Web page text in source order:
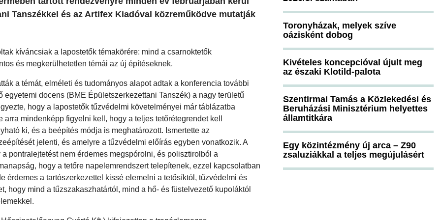
Tanszékkel és az Artifex Kiadóval közreműködve mutatják
kíváncsiak a lapostetők témakörére: mind a csarnoktetők
és megkerülhetetlen témái az új építéseknek.
a témát, elméleti és tudományos alapot adtak a konferencia további
egyetemi docens (BME Épületszerkezettani Tanszék) a nagy területű
hogy a lapostetők tűzvédelmi követelményei már táblázatba
mindenképp figyelni kell, hogy a teljes tetőrétegrendet kell
ki, és a beépítés módja is meghatározott. Ismertette az
jelenti, és amelyre a tűzvédelmi előírás egyben vonatkozik. A
pontralejtetést nem érdemes megspórolni, és polisztirolból a
hogy a tetőre napelemrendszert telepítenek, ezzel kapcsolatban
érdemes a tartószerkezettel kissé elemelni a tetősíktól, tűzvédelmi és
hogy mind a tűzszakaszhatártól, mind a hő- és füstelvezető kupoláktól
Toronyházak, melyek szíve
oázisként dobog
Kivételes koncepcióval újult meg
az északi Klotild-palota
Szentirmai Tamás a Közlekedési és
Beruházási Minisztérium helyettes
államtitkára
Egy közintézmény új arca – Z90
zsaluziákkal a teljes megújulásért